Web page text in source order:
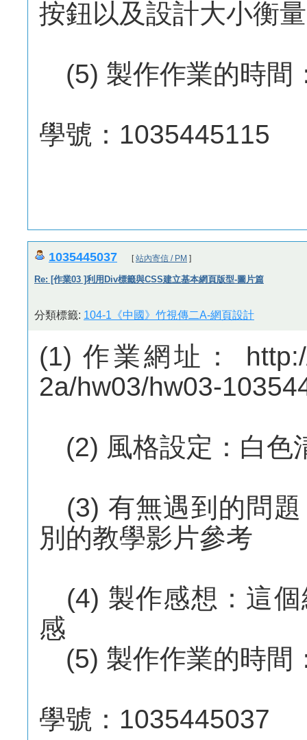
按鈕以及設計大小衡
(5) 製作作業的時間
學號：1035445115
1035445037 [站內寄信 / PM ]
Re: [作業03 ]利用Div標籤與CSS建立基本網頁版型-圖片篇
分類標籤: 104-1《中國》竹視傳二A-網頁設計
(1) 作業網址：
2a/hw03/hw03-
(2) 風格設定：白色
(3) 有無遇到的問題
別的教學影片參考
(4) 製作感想：這個
感
(5) 製作作業的時間
學號：1035445037